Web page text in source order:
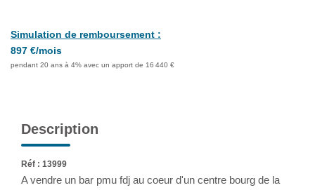
Simulation de remboursement :
897 €/mois
pendant 20 ans à 4% avec un apport de 16 440 €
Description
Réf : 13999
A vendre un bar pmu fdj au coeur d'un centre bourg de la